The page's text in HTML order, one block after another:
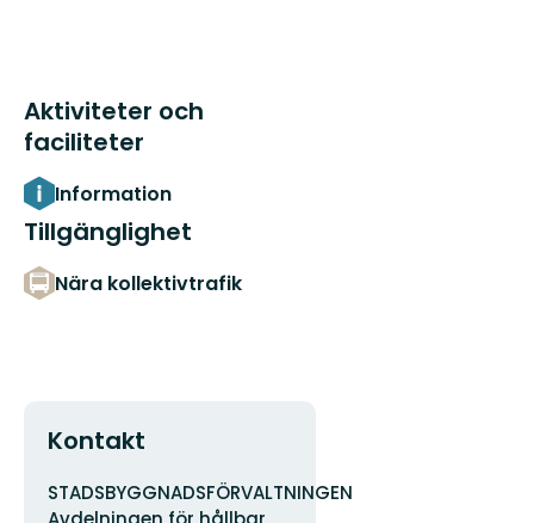
Aktiviteter och
faciliteter
Information
Tillgänglighet
Nära kollektivtrafik
Kontakt
Adress
STADSBYGGNADSFÖRVALTNINGEN